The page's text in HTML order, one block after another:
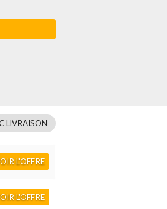
LIVRAISON
L'OFFRE
L'OFFRE